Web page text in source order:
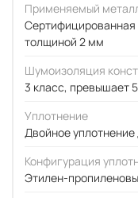
Применяемый
Сертифицированная
толщиной 2 мм
Шумоизоляция
3 класс, превышает
Уплотнение
Двойное уплотнение
Конфигурация
Этилен-